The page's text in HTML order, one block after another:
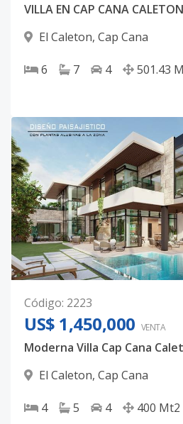
VILLA EN CAP CANA CALETON
El Caleton, Cap Cana
6 7 4 501.43
Código: 2223
US$ 1,450,000 VENTA
El Caleton, Cap Cana
4 5 4 400 Mt2